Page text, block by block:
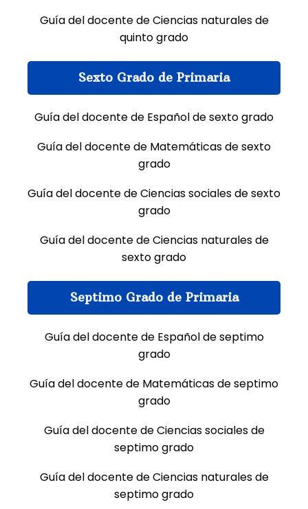
Guía del docente de Ciencias naturales de
quinto grado
Sexto Grado de Primaria
Guía del docente de Español de sexto grado
Guía del docente de Matemáticas de sexto
grado
Guía del docente de Ciencias sociales de sexto
grado
Guía del docente de Ciencias naturales de
sexto grado
Septimo Grado de Primaria
Guía del docente de Español de septimo
grado
Guía del docente de Matemáticas de septimo
grado
Guía del docente de Ciencias sociales de
septimo grado
Guía del docente de Ciencias naturales de
septimo grado